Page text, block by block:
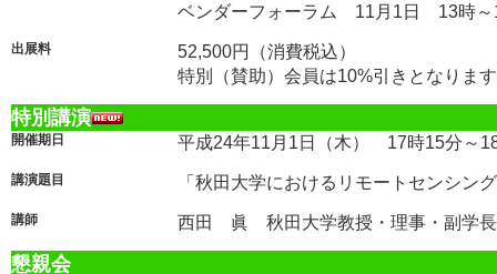
ベンダーフォーラム 11月1日 13時～
出展料
52,500円（消費税込）
特別（賛助）会員は10%引きとなりま
特別講演
開催期日 平成24年11月1日（木） 17時15分～
講演題目 「秋田大学におけるリモートセンシン
講師 西田 眞 秋田大学教授・理事・副学長
懇親会